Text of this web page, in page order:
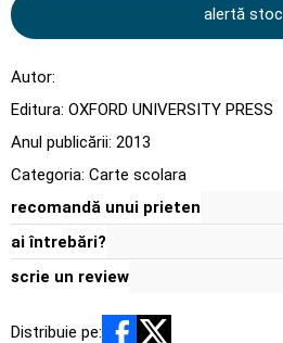
alertă stoc
Autor:
Editura: OXFORD UNIVERSITY PRESS
Anul publicării: 2013
Categoria: Carte scolara
recomandă unui prieten
ai întrebări?
scrie un review
Distribuie pe: